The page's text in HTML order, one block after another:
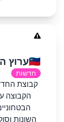
🇮🇱ערוץ החדשות 8200🇮🇱
חדשות
קבוצת
הקבוצה
השונות